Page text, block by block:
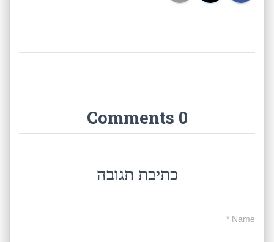
0 Comments
כתיבת תגובה
Name
*